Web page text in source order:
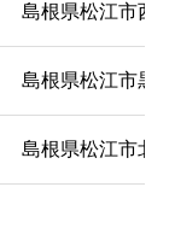
島根県松江市西
島根県松江市黒
島根県松江市北